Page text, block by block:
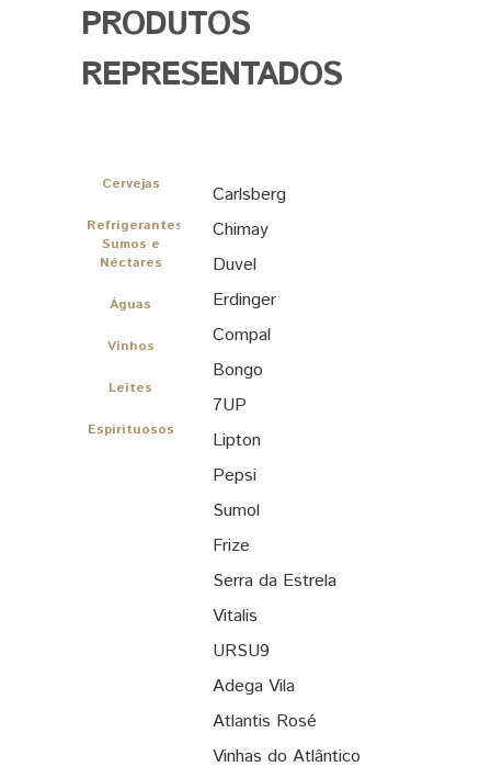
PRODUTOS
REPRESENTADOS
Cervejas
Refrigerantes,
Sumos e
Néctares
Águas
Vinhos
Leites
Espirituosos
Carlsberg
Chimay
Duvel
Erdinger
Compal
Bongo
7UP
Lipton
Pepsi
Sumol
Frize
Serra da Estrela
Vitalis
URSU9
Adega Vila
Atlantis Rosé
Vinhas do Atlântico